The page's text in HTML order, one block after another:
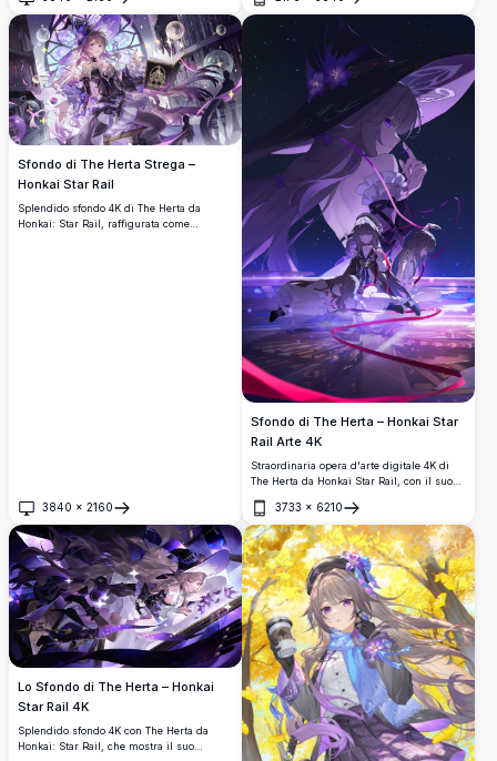
Apri
risoluzione con il suo iconico cappello da
strega e un elegante abito off-shoulder.
Apri
Sfondo di The Herta Strega –
Honkai Star Rail
Splendido sfondo 4K di The Herta da
Honkai: Star Rail, raffigurata come
3840 × 2160
Apri
Sfondo di The Herta – Honkai Star
Rail Arte 4K
Straordinaria opera d'arte digitale 4K di
The Herta da Honkai Star Rail, con il suo
viola ed elegante outfit bianco sotto un
cielo notturno stellato con nastri magici
luminosi.
3733 × 6210
Apri
Lo Sfondo di The Herta – Honkai
Star Rail 4K
Splendido sfondo 4K con The Herta da
Honkai: Star Rail, che mostra il suo